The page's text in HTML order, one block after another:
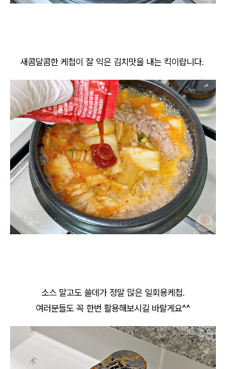
새콤달콤한 케첩이 잘 익은 김치맛을 내는 킥이랍니다.
소스 말고도 쓸데가 정말 많은 일회용케첩.
여러분들도 꼭 한번 활용해보시길 바랄게요^^